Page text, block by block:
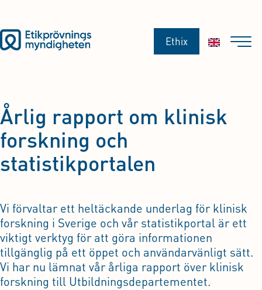
Ethix
Årlig rapport om klinisk
forskning och
statistikportalen
Vi förvaltar ett heltäckande underlag för klinisk
forskning i Sverige och vår statistikportal är ett
viktigt verktyg för att göra informationen
tillgänglig på ett öppet och användarvänligt sätt.
Vi har nu lämnat vår årliga rapport över klinisk
forskning till Utbildningsdepartementet.